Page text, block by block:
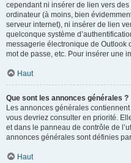
cependant ni insérer de lien vers
ordinateur (à moins, bien
serveur internet), ni insérer de lien
quelconque système
messagerie électronique de Outlook
mot de passe, etc. Pour insérer une
Haut
Que sont les annonces générales ?
Les annonces générales
vous devriez consulter en priorité.
et dans le panneau de contrôle de
annonces générales sont définies
Haut